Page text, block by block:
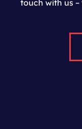
touch with us